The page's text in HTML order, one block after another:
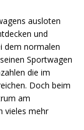
ausloten
und
dem normalen
Sportwagen
die im
Doch beim
am
vieles mehr